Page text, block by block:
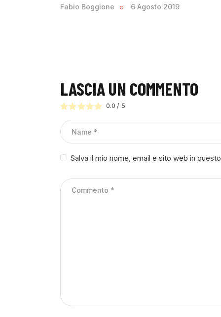
Fabio Boggione 6 Agosto 2019
LASCIA UN COMMENTO
0.0 / 5
Salva il mio nome, email e sito web in